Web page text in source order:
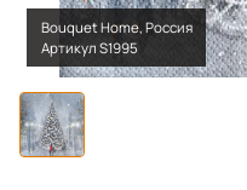
Bouquet Home, Россия
Артикул S1995